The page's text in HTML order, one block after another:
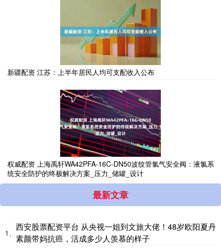
新疆配资 江苏：上半年居民人均可支配收入公布
权威配资 上海禹轩WA42PFA-16C-DN50波纹管氯气安全阀：液氯系
统安全防护的终极解决方案_压力_储罐_设计
最新文章
1、
西安股票配资平台 从央视一姐到文旅大佬！48岁欧阳夏丹
素颜带妈抗癌，活成多少人羡慕的样子